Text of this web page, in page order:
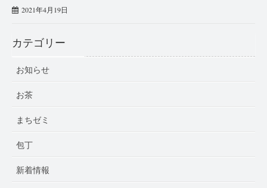
2021年4月19日
カテゴリー
お知らせ
お茶
まちゼミ
包丁
新着情報